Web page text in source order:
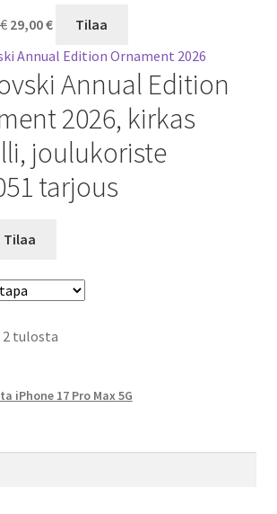
€
hinta
oli:
49,00 €.
29,00€
on:
29,00 €.
Tilaa
Annual Edition
2026, kirkas
joulukoriste
tarjous
Tilaa
2 tulosta
iPhone 17 Pro Max 5G